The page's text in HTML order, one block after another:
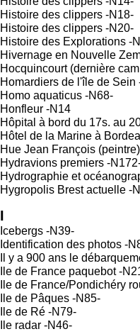
Histoire des clippers -N18-
Histoire des clippers -N20-
Histoire des Explorations -
Hivernage en Nouvelle
Hocquincourt (dernière
Homardiers de l'île de Sein
Homo aquaticus -N68-
Honfleur -N14
Hôpital à bord du 17s. au
Hôtel de la Marine à
Hue Jean François
Hydravions premiers -
Hydrographie et
Hygropolis Brest actuelle -
I
Icebergs -N39-
Identification des photos -
Il y a 900 ans le
Ile de France paquebot -
Ile de France/Pondichéry
Ile de Pâques -N85-
Ile de Ré -N79-
Ile radar -N46-